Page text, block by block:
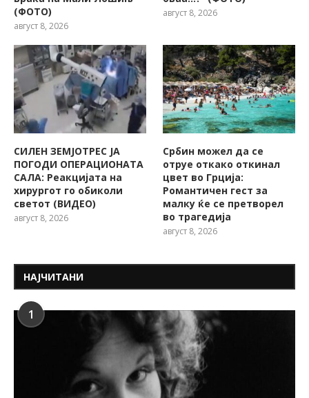
(ФОТО)
август 8, 2026
август 8, 2026
СИЛЕН ЗЕМЈОТРЕС ЈА
ПОГОДИ ОПЕРАЦИОНАТА
САЛА: Реакцијата на
хирургот го обиколи
светот (ВИДЕО)
август 8, 2026
Србин можел да се
отруе откако откинал
цвет во Грција:
Романтичен гест за
малку ќе се претворел
во трагедија
август 8, 2026
НАЈЧИТАНИ
1